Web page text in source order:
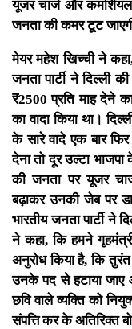
यूजर चार्ज और
जनता की कमर टूट
मेयर महेश खिच्ची ने
जनता पार्टी ने दिल्ली
₹2500 प्रति माह देने
का वादा किया था।
के सारे वादे एक बार
देना तो दूर उल्टा
की जनता पर यूजर
बढ़ाकर उनकी जेब पर
भारतीय जनता पार्टी ने
ने कहा, कि हमने
अनुरोध किया है, कि
उनके पद से हटाया जाए
छवि वाले व्यक्ति को
संपत्ति कर के अतिरिक्त